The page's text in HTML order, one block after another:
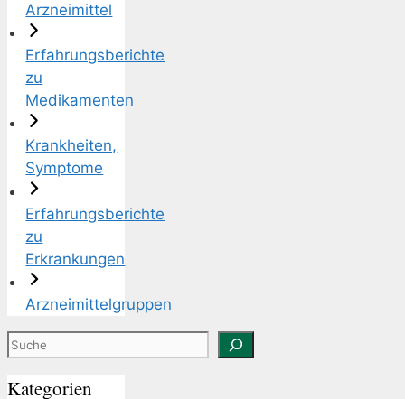
Arzneimittel
Erfahrungsberichte
zu
Medikamenten
Krankheiten,
Symptome
Erfahrungsberichte
zu
Erkrankungen
Arzneimittelgruppen
Suchen
Kategorien